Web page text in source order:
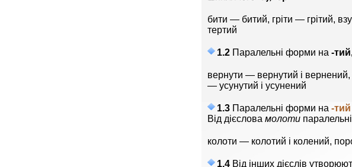
бити — битий, гріти — грітий,
тертий
1.2 Паралельні форми на -
вернути — вернутий і
— усунутий і усунений
1.3 Паралельні форми на -тий
Від дієслова молоти
колоти — колотий і колений,
1.4 Від інших дієслів